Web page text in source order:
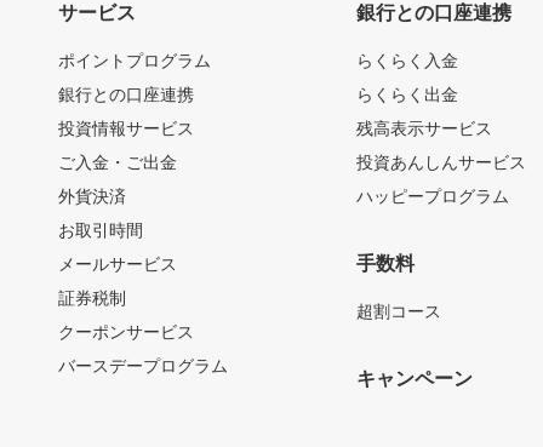
サービス
ポイントプログラム
銀行との口座連携
投資情報サービス
ご入金・ご出金
外貨決済
お取引時間
メールサービス
証券税制
クーポンサービス
バースデープログラム
銀行との口座連携
らくらく入金
らくらく出金
残高表示サービス
投資あんしんサービス
ハッピープログラム
手数料
超割コース
キャンペーン